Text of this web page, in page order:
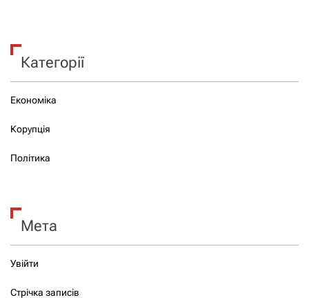
Категорії
Економіка
Корупція
Політика
Мета
Увійти
Стрічка записів